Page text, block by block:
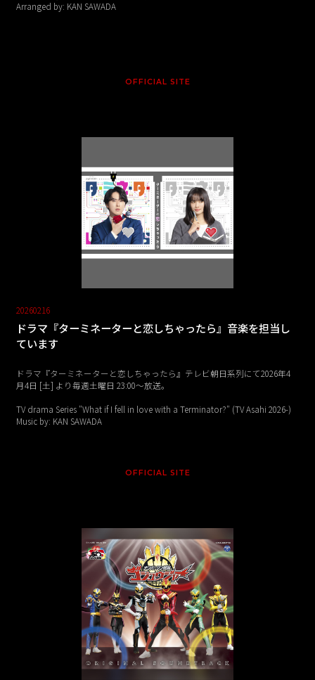
Arranged by: KAN SAWADA
OFFICIAL SITE
20260216
ドラマ『ターミネーターと恋しちゃったら』音楽を担当し
ています
ドラマ『ターミネーターと恋しちゃったら』テレビ朝日系列にて2026年4
月4日 [土] より毎週土曜日 23:00〜放送。
TV drama Series "What if I fell in love with a Terminator?" (TV Asahi 2026-)
Music by: KAN SAWADA
OFFICIAL SITE